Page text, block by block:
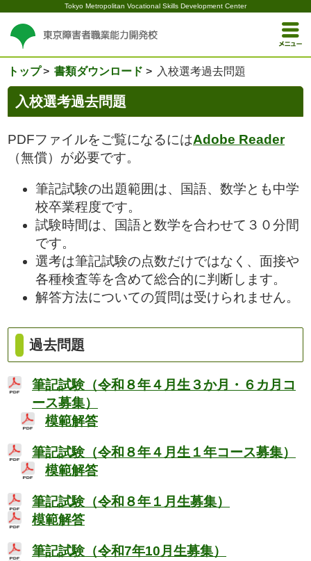
Tokyo Metropolitan Vocational Skills Development Center
トップ 書類ダウンロード 入校選考過去問題
入校選考過去問題
PDFファイルをご覧になるにはAdobe Reader
（無償）が必要です。
筆記試験の出題範囲は、国語、数学とも中学
校卒業程度です。
試験時間は、国語と数学を合わせて３０分間
です。
選考は筆記試験の点数だけではなく、面接や
各種検査等を含めて総合的に判断します。
解答方法についての質問は受けられません。
過去問題
筆記試験（令和８年４月生３か月・６カ月コ
ース募集）
模範解答
筆記試験（令和８年４月生１年コース募集）
模範解答
筆記試験（令和８年１月生募集）
模範解答
筆記試験（令和7年10月生募集）